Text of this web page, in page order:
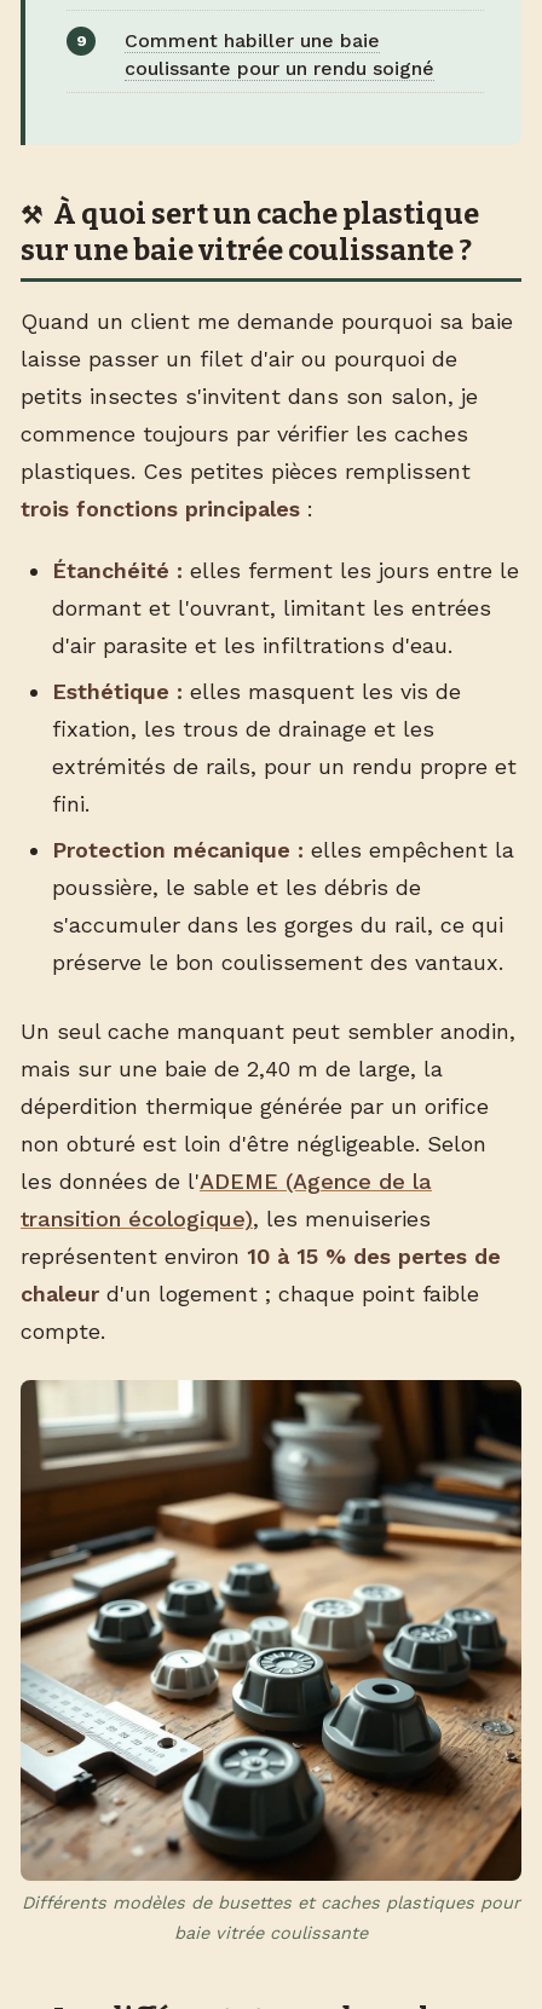
Comment habiller une baie
coulissante pour un rendu soigné
À quoi sert un cache plastique
sur une baie vitrée coulissante ?
Quand un client me demande pourquoi sa baie
laisse passer un filet d'air ou pourquoi de
petits insectes s'invitent dans son salon, je
commence toujours par vérifier les caches
plastiques. Ces petites pièces remplissent
trois fonctions principales :
Étanchéité : elles ferment les jours entre le
dormant et l'ouvrant, limitant les entrées
d'air parasite et les infiltrations d'eau.
Esthétique : elles masquent les vis de
fixation, les trous de drainage et les
extrémités de rails, pour un rendu propre et
fini.
Protection mécanique : elles empêchent la
poussière, le sable et les débris de
s'accumuler dans les gorges du rail, ce qui
préserve le bon coulissement des vantaux.
Un seul cache manquant peut sembler anodin,
mais sur une baie de 2,40 m de large, la
déperdition thermique générée par un orifice
non obturé est loin d'être négligeable. Selon
les données de l'ADEME (Agence de la
transition écologique), les menuiseries
représentent environ 10 à 15 % des pertes de
chaleur d'un logement ; chaque point faible
compte.
Différents modèles de busettes et caches plastiques pour
baie vitrée coulissante